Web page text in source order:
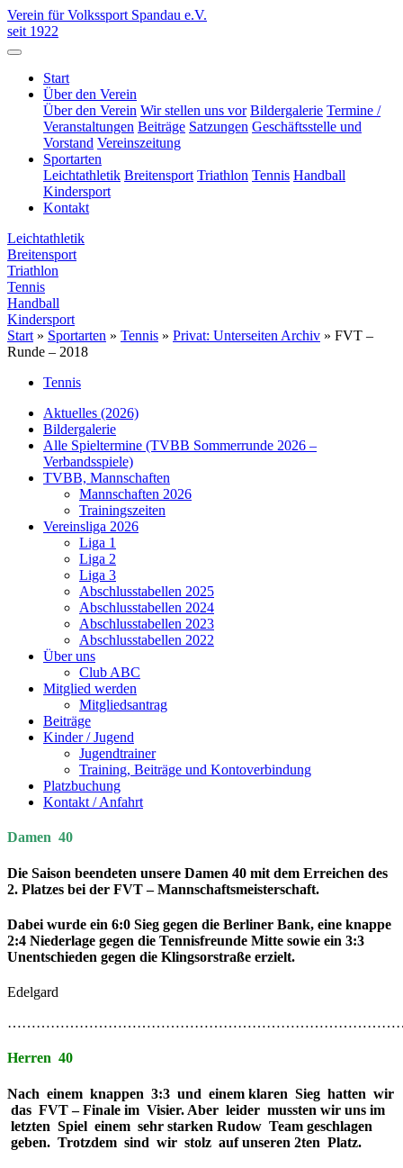
Verein für Volkssport Spandau e.V.
seit 1922
Start
Über den Verein
Über den Verein Wir stellen uns vor Bildergalerie Termine /
Veranstaltungen Beiträge Satzungen Geschäftsstelle und
Vorstand Vereinszeitung
Sportarten
Leichtathletik Breitensport Triathlon Tennis Handball
Kindersport
Kontakt
Leichtathletik
Breitensport
Triathlon
Tennis
Handball
Kindersport
Start » Sportarten » Tennis » Privat: Unterseiten Archiv » FVT –
Runde – 2018
Tennis
Aktuelles (2026)
Bildergalerie
Alle Spieltermine (TVBB Sommerrunde 2026 –
Verbandsspiele)
TVBB, Mannschaften
Mannschaften 2026
Trainingszeiten
Vereinsliga 2026
Liga 1
Liga 2
Liga 3
Abschlusstabellen 2025
Abschlusstabellen 2024
Abschlusstabellen 2023
Abschlusstabellen 2022
Über uns
Club ABC
Mitglied werden
Mitgliedsantrag
Beiträge
Kinder / Jugend
Jugendtrainer
Training, Beiträge und Kontoverbindung
Platzbuchung
Kontakt / Anfahrt
Damen 40
Die Saison beendeten unsere Damen 40 mit dem Erreichen des
2. Platzes bei der FVT – Mannschaftsmeisterschaft.
Dabei wurde ein 6:0 Sieg gegen die Berliner Bank, eine knappe
2:4 Niederlage gegen die Tennisfreunde Mitte sowie ein 3:3
Unentschieden gegen die Klingsorstraße erzielt.
Edelgard
Herren 40
Nach einem knappen 3:3 und einem klaren Sieg hatten wir
das FVT – Finale im Visier. Aber leider mussten wir uns im
letzten Spiel einem sehr starken Rudow Team geschlagen
geben. Trotzdem sind wir stolz auf unseren 2ten Platz.